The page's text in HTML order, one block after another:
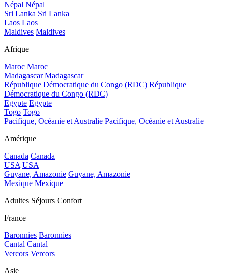
Népal Népal
Sri Lanka Sri Lanka
Laos Laos
Maldives Maldives
Afrique
Maroc Maroc
Madagascar Madagascar
République Démocratique du Congo (RDC) République
Démocratique du Congo (RDC)
Egypte Egypte
Togo Togo
Pacifique, Océanie et Australie Pacifique, Océanie et Australie
Amérique
Canada Canada
USA USA
Guyane, Amazonie Guyane, Amazonie
Mexique Mexique
Adultes Séjours Confort
France
Baronnies Baronnies
Cantal Cantal
Vercors Vercors
Asie